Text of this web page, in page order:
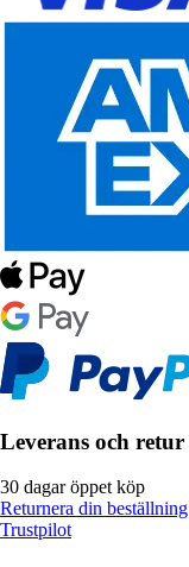
Leverans och retur
30 dagar öppet köp
Returnera din beställning
Trustpilot